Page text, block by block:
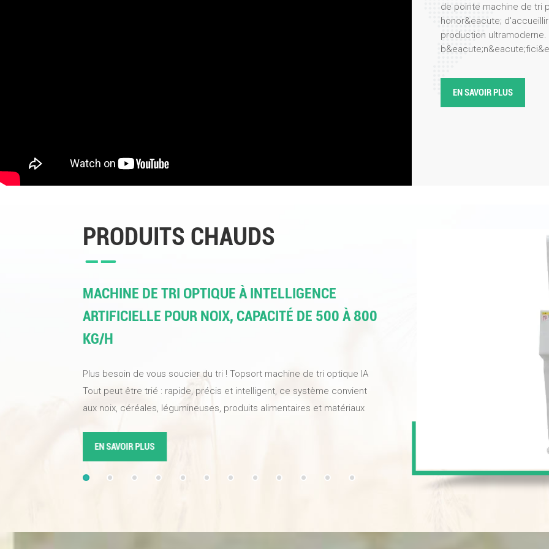
de pointe machine de tri
honor&eacute;
production
processus
performance. trieur de
pr&eacute;cision, leur
application dans divers
recyclage. Les clients
des couleurs des
&eacute;t&eacute;
pr&eacute;cision et la
EN SAVOIR PLUS
PRODUITS CHAUDS
MACHINE DE TRI OPTIQUE À INTELLIGENCE
ARTIFICIELLE POUR NOIX, CAPACITÉ DE 500 À 800
KG/H
Plus besoin de vous soucier du tri ! Topsort machine de tri optique IA
Tout peut être trié : rapide, précis et intelligent, ce système convient
aux noix, céréales, légumineuses, produits alimentaires et matériaux
produits, optimiser l'efficacité du tri et vous fournir des noix de haute
qualité. Équipée de caméras industrielles haute définition et
d'algorithmes d'intelligence artificielle à apprentissage profond, elle
EN SAVOIR PLUS